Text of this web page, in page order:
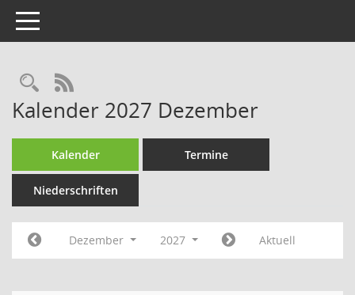
Toggle navigation
Rechercheauswahl
RSS-Feed
Kalender 2027 Dezember
Kalender Termine
Niederschriften
Dezember 2027 Aktuell